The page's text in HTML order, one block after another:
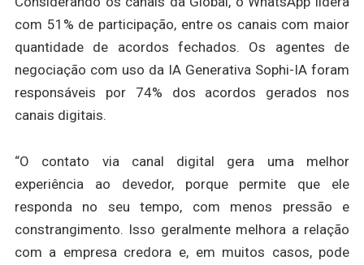
com 51% de participação, entre os canais com maior
quantidade de acordos fechados. Os agentes de
negociação com uso da IA Generativa Sophi-IA foram
responsáveis por 74% dos acordos gerados nos
canais digitais.
“O contato via canal digital gera uma melhor
experiência ao devedor, porque permite que ele
responda no seu tempo, com menos pressão e
constrangimento. Isso geralmente melhora a relação
com a empresa credora e, em muitos casos, pode